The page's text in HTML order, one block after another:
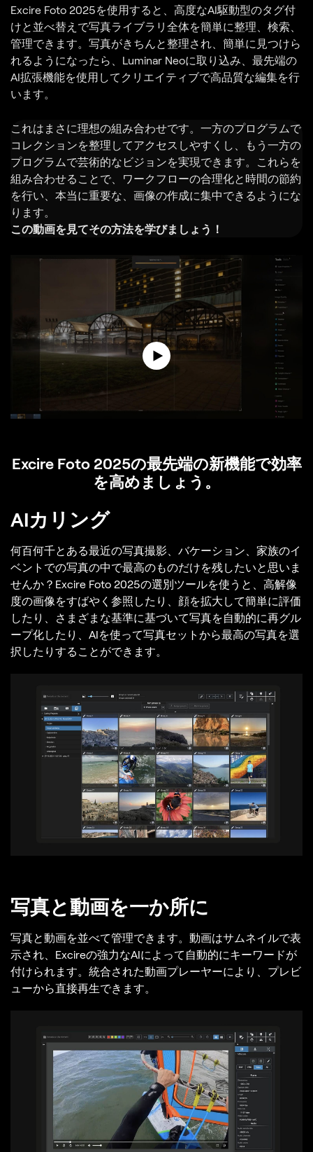
Excire Foto 2025を使用すると、高度なAI駆動型のタグ付
けと並べ替えで写真ライブラリ全体を簡単に整理、検索、
管理できます。写真がきちんと整理され、簡単に見つけら
れるようになったら、Luminar Neoに取り込み、最先端の
AI拡張機能を使用してクリエイティブで高品質な編集を行
います。
これはまさに理想の組み合わせです。一方のプログラムで
コレクションを整理してアクセスしやすくし、もう一方の
プログラムで芸術的なビジョンを実現できます。これらを
組み合わせることで、ワークフローの合理化と時間の節約
を行い、本当に重要な、画像の作成に集中できるようにな
ります。
この動画を見てその方法を学びましょう！
Excire Foto 2025の最先端の新機能で効率
を高めましょう。
AIカリング
何百何千とある最近の写真撮影、バケーション、家族のイ
ベントでの写真の中で最高のものだけを残したいと思いま
せんか？Excire Foto 2025の選別ツールを使うと、高解像
度の画像をすばやく参照したり、顔を拡大して簡単に評価
したり、さまざまな基準に基づいて写真を自動的に再グル
ープ化したり、AIを使って写真セットから最高の写真を選
択したりすることができます。
写真と動画を一か所に
写真と動画を並べて管理できます。動画はサムネイルで表
示され、Excireの強力なAIによって自動的にキーワードが
付けられます。統合された動画プレーヤーにより、プレビ
ューから直接再生できます。